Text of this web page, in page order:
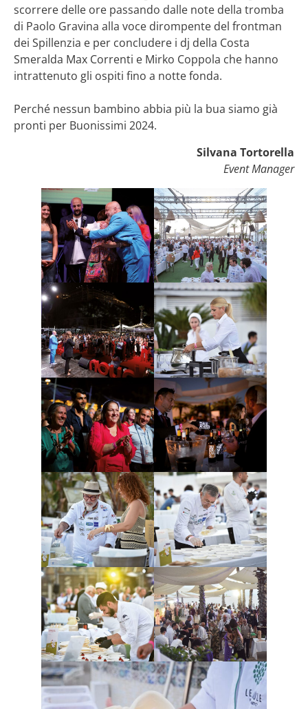
scorrere delle ore passando dalle note della tromba
di Paolo Gravina alla voce dirompente del frontman
dei Spillenzia e per concludere i dj della Costa
Smeralda Max Correnti e Mirko Coppola che hanno
intrattenuto gli ospiti fino a notte fonda.
Perché nessun bambino abbia più la bua siamo già
pronti per Buonissimi 2024.
Silvana Tortorella
Event Manager